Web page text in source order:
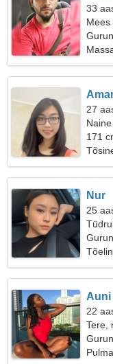
33
Mees
27
171
Nur
25
Gurun
Auni
22
Tere,